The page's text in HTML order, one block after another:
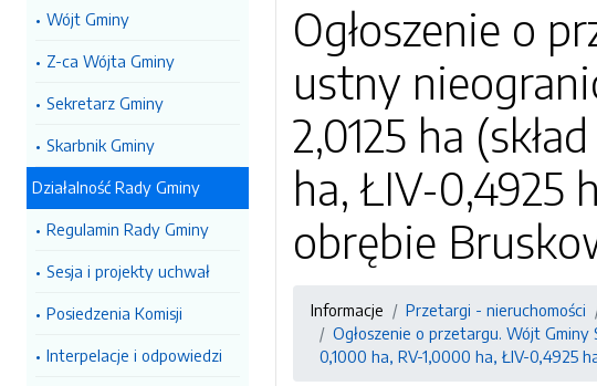
Wójt Gminy
Z-ca Wójta Gminy
Sekretarz Gminy
Skarbnik Gminy
Działalność Rady Gminy
Regulamin Rady Gminy
Sesja i projekty uchwał
Posiedzenia Komisji
Interpelacje i odpowiedzi
Ogłoszenie o
ustny
2,0125 ha
ha, ŁIV-0,4925
obrębie
Informacje Przetargi - nieruchomości
Ogłoszenie o przetargu. Wójt Gminy
0,1000 ha, RV-1,0000 ha, ŁIV-0,4925